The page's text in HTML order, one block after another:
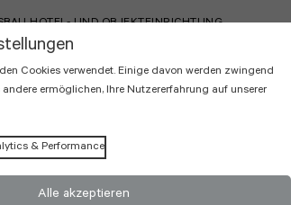
HOTEL- UND OBJEKTEINRICHTUNG
Cookies verwendet. Einige davon werden zwingend
ermöglichen, Ihre Nutzererfahrung auf unserer
& Performance
Alle akzeptieren